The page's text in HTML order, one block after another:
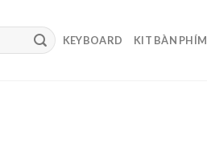
KEYBOARD KIT BÀN PHÍM